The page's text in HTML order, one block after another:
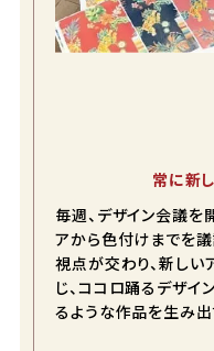
常に新
毎週、デザイン会議を
アから色付けまでを
視点が交わり、新しい
じ、ココロ踊るデザイ
るような作品を生み出